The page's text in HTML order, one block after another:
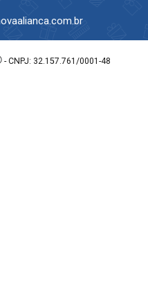
- CNPJ: 32.157.761/0001-48